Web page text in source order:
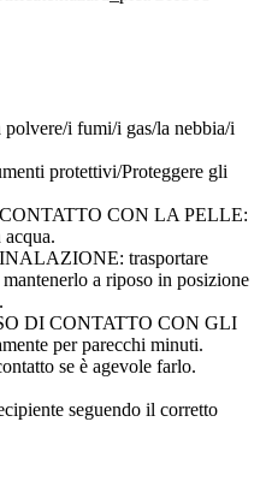
i fumi/i gas/la nebbia/i
protettivi/Proteggere gli
CON LA PELLE:
acqua.
trasportare
a riposo in posizione
DI CONTATTO CON GLI
per parecchi minuti.
se è agevole farlo.
seguendo il corretto